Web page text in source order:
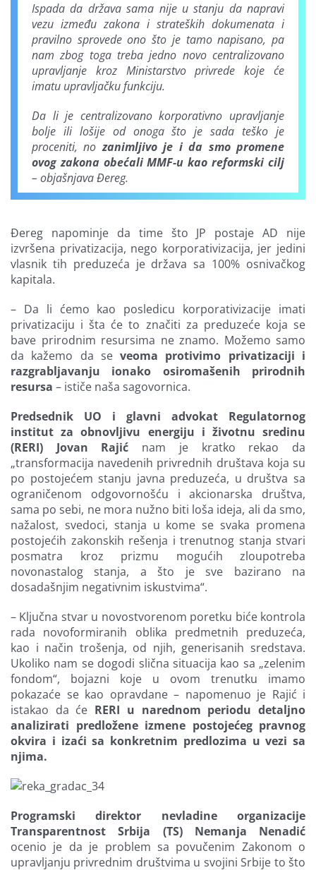
Ispada da država sama nije u stanju da napravi
vezu između zakona i strateških dokumenata i
pravilno sprovede ono što je tamo napisano, pa
nam zbog toga treba jedno novo centralizovano
upravljanje kroz Ministarstvo privrede koje će
imatu upravljačku funkciju.
Da li je centralizovano korporativno upravljanje
bolje ili lošije od onoga što je sada teško je
proceniti, nozanimljivo je i da smo promene
ovog zakona obećali MMF-u kao reformski cilj
– objašnjava Đereg.
Đereg napominje da time što JP postaje AD nije
izvršena privatizacija, nego korporativizacija, jer jedini
vlasnik tih preduzeća je država sa 100% osnivačkog
kapitala.
– Da li ćemo kao posledicu korporativizacije imati
privatizaciju i šta će to značiti za preduzeće koja se
bave prirodnim resursima ne znamo. Možemo samo
da kažemo da seveoma protivimo privatizaciji i
razgrabljavanju ionako osiromašenih prirodnih
resursa – ističe naša sagovornica.
Predsednik UO i glavni advokat Regulatornog
institut za obnovljivu energiju i životnu sredinu
(RERI) Jovan Rajić nam je kratko rekao da
„transformacija navedenih privrednih društava koja su
po postojećem stanju javna preduzeća, u društva sa
ograničenom odgovornošću i akcionarska društva,
sama po sebi, ne mora nužno biti loša ideja, ali da smo,
nažalost, svedoci, stanja u kome se svaka promena
postojećih zakonskih rešenja i trenutnog stanja stvari
posmatra kroz prizmu mogućih zloupotreba
novonastalog stanja, a što je sve bazirano na
dosadašnjim negativnim iskustvima“.
– Ključna stvar u novostvorenom poretku biće kontrola
rada novoformiranih oblika predmetnih preduzeća,
kao i način trošenja, od njih, generisanih sredstava.
Ukoliko nam se dogodi slična situacija kao sa „zelenim
fondom“, bojazni koje u ovom trenutku imamo
pokazaće se kao opravdane – napomenuo je Rajić i
istakao da će RERI u narednom periodu detaljno
analizirati predložene izmene postojećeg pravnog
okvira i izaći sa konkretnim predlozima u vezi sa
njima.
Programski direktor nevladine organizacije
Transparentnost Srbija (TS) Nemanja Nenadić
ocenio je da je problem sa povučenim Zakonom o
upravljanju privrednim društvima u svojini Srbije to što